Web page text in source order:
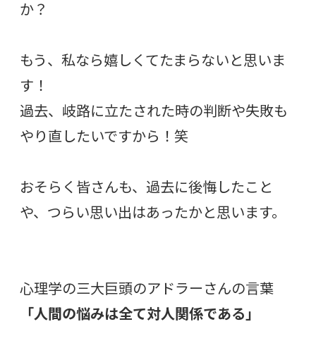
か？
もう、私なら嬉しくてたまらないと思いま
す！
過去、岐路に立たされた時の判断や失敗も
やり直したいですから！笑
おそらく皆さんも、過去に後悔したこと
や、つらい思い出はあったかと思います。
心理学の三大巨頭のアドラーさんの言葉
「人間の悩みは全て対人関係である」